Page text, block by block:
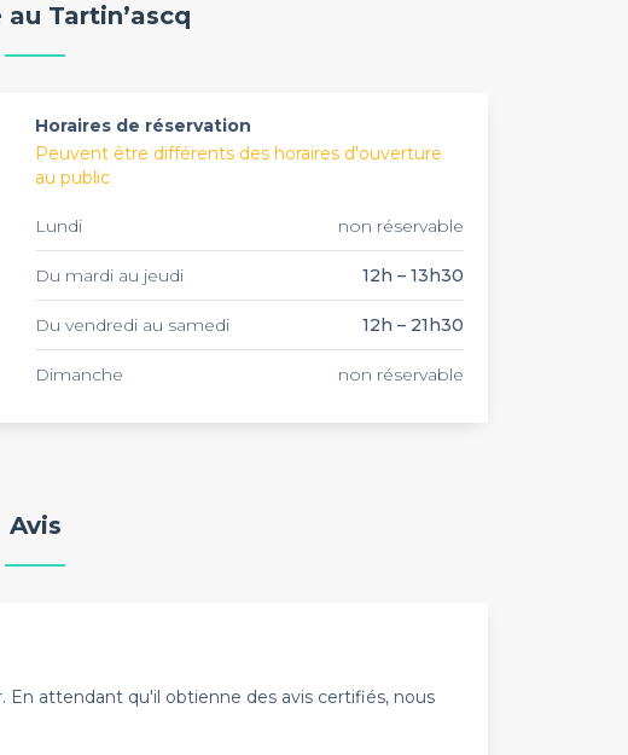
amis dans une atmosphère chaleureuse et
au Tartin’ascq
Horaires de réservation
Peuvent être différents des horaires d'ouverture
au public
Lundi non réservable
Du mardi au jeudi 12h – 13h30
Du vendredi au samedi 12h – 21h30
Dimanche non réservable
Avis
attendant qu'il obtienne des avis certifiés, nous